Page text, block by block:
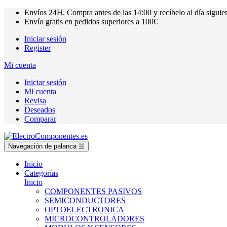
Envíos 24H. Compra antes de las 14:00 y recíbelo al día
Envío gratis en pedidos superiores a 100€
Iniciar sesión
Register
Mi cuenta
Iniciar sesión
Mi cuenta
Revisa
Deseados
Comparar
Navegación de palanca ☰
Inicio
Categorías
Inicio
COMPONENTES PASIVOS
SEMICONDUCTORES
OPTOELECTRONICA
MICROCONTROLADORES